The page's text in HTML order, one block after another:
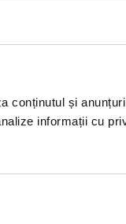
conținutul și
informații cu